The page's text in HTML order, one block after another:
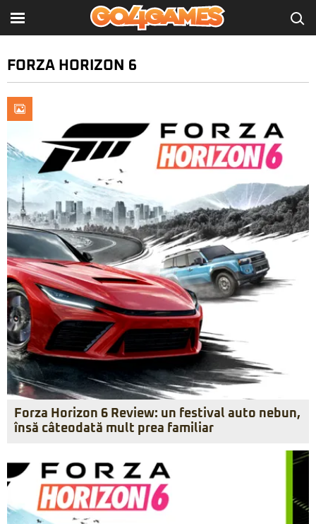
FORZA HORIZON 6
Forza Horizon 6 Review: un festival auto nebun,
însă câteodată mult prea familiar